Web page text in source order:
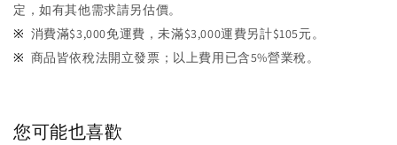
定，如有其他需求請另估價。
※ 消費滿$3,000免運費，未滿$3,000運費另計$105元。
※ 商品皆依稅法開立發票；以上費用已含5%營業稅。
您可能也喜歡